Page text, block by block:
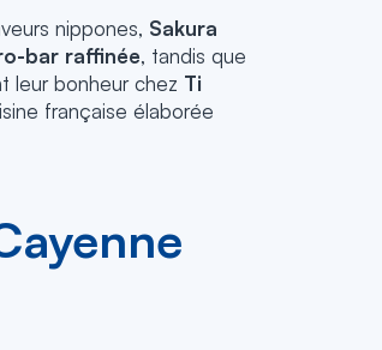
nippones, Sakura
bar raffinée, tandis que
leur bonheur chez Ti
française élaborée